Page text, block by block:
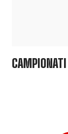
CAMPIONATI